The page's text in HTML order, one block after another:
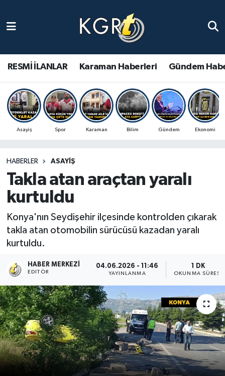
RESMİ İLANLAR Karaman Haberleri Gündem
Asayiş Spor Karaman Bilim Gündem Ekonomi
HABERLER ASAYIŞ
Takla atan araçtan yaralı
kurtuldu
Konya'nın Seydişehir ilçesinde kontrolden çıkarak
takla atan otomobilin sürücüsü kazadan yaralı
kurtuldu.
HABER MERKEZI
EDITÖR
04.06.2026 - 11:46
YAYINLANMA
1 DK
OKUNMA SÜRESI
Gündem Haberleri
Güncel Haberler
Spor Haberleri
Ulusal Haberler
Vefat Edenler